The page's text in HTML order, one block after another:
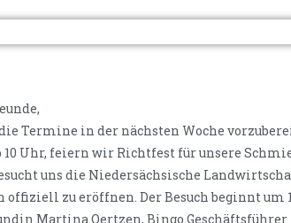
Termine in der nächsten Woche
10 Uhr, feiern wir Richtfest für unsere
uns die Niedersächsische
offiziell zu eröffnen. Der Besuch beginnt um
Martina Oertzen, Bingo